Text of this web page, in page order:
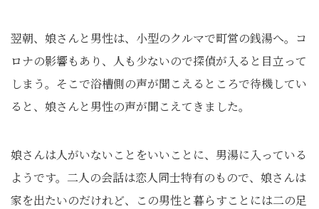
翌朝、娘さんと男性は、小型のクルマで町営の銭湯へ。コ
ロナの影響もあり、人も少ないので探偵が入ると目立って
しまう。そこで浴槽側の声が聞こえるところで待機してい
ると、娘さんと男性の声が聞こえてきました。
娘さんは人がいないことをいいことに、男湯に入っている
ようです。二人の会話は恋人同士特有のもので、娘さんは
家を出たいのだけれど、この男性と暮らすことには二の足